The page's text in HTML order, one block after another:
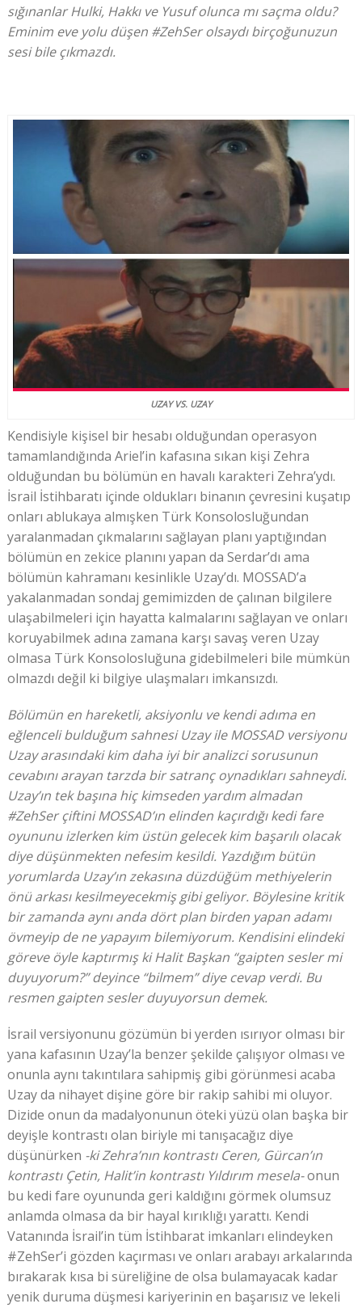
sığınanlar Hulki, Hakkı ve Yusuf olunca mı saçma oldu?
Eminim eve yolu düşen #ZehSer olsaydı birçoğunuzun
sesi bile çıkmazdı.
UZAY VS. UZAY
Kendisiyle kişisel bir hesabı olduğundan operasyon
tamamlandığında Ariel’in kafasına sıkan kişi Zehra
olduğundan bu bölümün en havalı karakteri Zehra’ydı.
İsrail İstihbaratı içinde oldukları binanın çevresini kuşatıp
onları ablukaya almışken Türk Konsolosluğundan
yaralanmadan çıkmalarını sağlayan planı yaptığından
bölümün en zekice planını yapan da Serdar’dı ama
bölümün kahramanı kesinlikle Uzay’dı. MOSSAD’a
yakalanmadan sondaj gemimizden de çalınan bilgilere
ulaşabilmeleri için hayatta kalmalarını sağlayan ve onları
koruyabilmek adına zamana karşı savaş veren Uzay
olmasa Türk Konsolosluğuna gidebilmeleri bile mümkün
olmazdı değil ki bilgiye ulaşmaları imkansızdı.
Bölümün en hareketli, aksiyonlu ve kendi adıma en
eğlenceli bulduğum sahnesi Uzay ile MOSSAD versiyonu
Uzay arasındaki kim daha iyi bir analizci sorusunun
cevabını arayan tarzda bir satranç oynadıkları sahneydi.
Uzay’ın tek başına hiç kimseden yardım almadan
#ZehSer çiftini MOSSAD’ın elinden kaçırdığı kedi fare
oyununu izlerken kim üstün gelecek kim başarılı olacak
diye düşünmekten nefesim kesildi. Yazdığım bütün
yorumlarda Uzay’ın zekasına düzdüğüm methiyelerin
önü arkası kesilmeyecekmiş gibi geliyor. Böylesine kritik
bir zamanda aynı anda dört plan birden yapan adamı
övmeyip de ne yapayım bilemiyorum. Kendisini elindeki
göreve öyle kaptırmış ki Halit Başkan “gaipten sesler mi
duyuyorum?” deyince “bilmem” diye cevap verdi. Bu
resmen gaipten sesler duyuyorsun demek.
İsrail versiyonunu gözümün bi yerden ısırıyor olması bir
yana kafasının Uzay’la benzer şekilde çalışıyor olması ve
onunla aynı takıntılara sahipmiş gibi görünmesi acaba
Uzay da nihayet dişine göre bir rakip sahibi mi oluyor.
Dizide onun da madalyonunun öteki yüzü olan başka bir
deyişle kontrastı olan biriyle mi tanışacağız diye
düşünürken -ki Zehra’nın kontrastı Ceren, Gürcan’ın
kontrastı Çetin, Halit’in kontrastı Yıldırım mesela-onun
bu kedi fare oyununda geri kaldığını görmek olumsuz
anlamda olmasa da bir hayal kırıklığı yarattı. Kendi
Vatanında İsrail’in tüm İstihbarat imkanları elindeyken
#ZehSer’i gözden kaçırması ve onları arabayı arkalarında
bırakarak kısa bi süreliğine de olsa bulamayacak kadar
yenik duruma düşmesi kariyerinin en başarısız ve lekeli